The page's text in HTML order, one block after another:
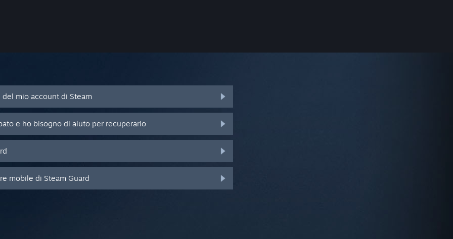
mio account di Steam
e ho bisogno di aiuto per recuperarlo
mobile di Steam Guard